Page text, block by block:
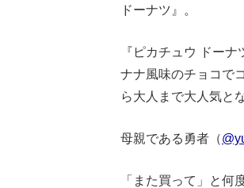
ドーナツ』。
『ピカチュウ ドー
ナナ風味のチョコで
ら大人まで大人気と
母親である勇者（
「また買って」と何